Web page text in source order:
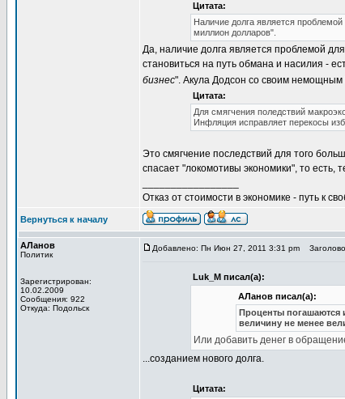
Цитата:
Наличие долга является
миллион долларов".
Да, наличие долга является проблемой
становиться на путь обмана и насилия -
бизнес". Акула Додсон со своим
Цитата:
Для смягчения поледствий
Инфляция исправляет перекосы
Это смягчение последствий для того
спасает "локомотивы экономики", то есть,
Отказ от стоимости в экономике - путь к
Вернуться к началу
АЛанов
Политик
Зарегистрирован:
10.02.2009
Сообщения: 922
Откуда: Подольск
Добавлено: Пн Июн 27, 2011 3:31 pm
Luk_M писал(а):
АЛанов писал(а):
Проценты погашаются
величину не менее
Или добавить денег в
...созданием нового долга.
Цитата: